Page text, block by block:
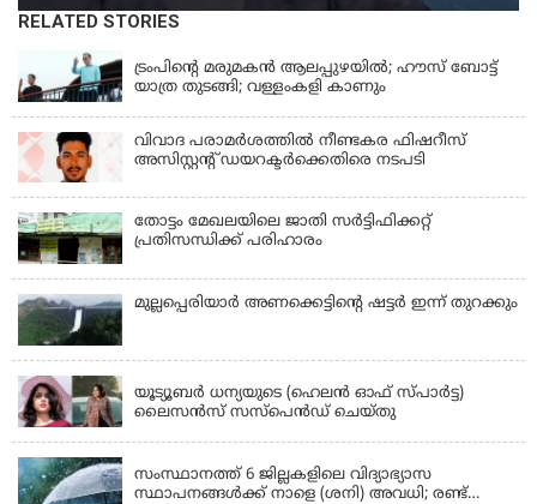
RELATED STORIESLATEST NEWS
ട്രംപിന്റെ മരുമകന്‍ ആലപ്പുഴയില്‍; ഹൗസ് ബോട്ട്
യാത്ര തുടങ്ങി; വള്ളംകളി കാണും
വിവാദ പരാമര്‍ശത്തില്‍ നീണ്ടകര ഫിഷറീസ്
അസിസ്റ്റന്റ് ഡയറക്ടര്‍ക്കെതിരെ നടപടി
തോട്ടം മേഖലയിലെ ജാതി സര്‍ട്ടിഫിക്കറ്റ്
പ്രതിസന്ധിക്ക് പരിഹാരം
മുല്ലപ്പെരിയാര്‍ അണക്കെട്ടിൻ്റെ ഷട്ടര്‍ ഇന്ന് തുറക്കും
യൂട്യൂബർ ധന്യയുടെ (ഹെലൻ ഓഫ് സ്പാർട്ട)
ലൈസൻസ് സസ്‌പെൻഡ് ചെയ്തു
സംസ്ഥാനത്ത് 6 ജില്ലകളിലെ വിദ്യാഭ്യാസ
സ്ഥാപനങ്ങൾക്ക് നാളെ (ശനി) അവധി; രണ്ട്